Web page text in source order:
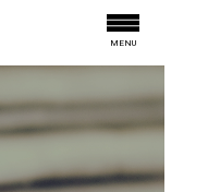
MENU